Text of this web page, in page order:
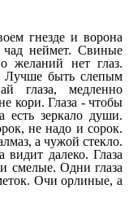
гнезде и ворона
неймет. Свиные
желаний нет глаз.
Лучше быть слепым
глаза, медленно
кори. Глаза - чтобы
есть зеркало души.
не надо и сорок.
а чужой стекло.
далеко. Глаза
смелые. Одни глаза
Очи орлиные, а